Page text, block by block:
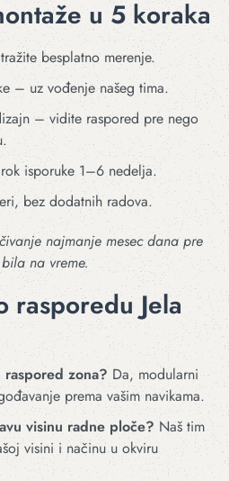
u 5 koraka
besplatno merenje.
– uz vođenje našeg tima.
– vidite raspored pre nego
isporuke 1–6 nedelja.
bez dodatnih radova.
najmanje mesec dana pre
na vreme.
rasporedu Jela
zona?Da, modularni
prema vašim navikama.
visinu radne ploče? Naš tim
visini i načinu u okviru